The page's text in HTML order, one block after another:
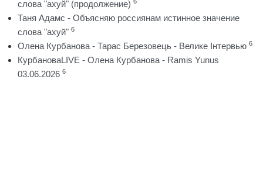
слова "ахуй" (продолжение)
Таня Адамс - Объясняю россиянам истинное значение
слова "ахуй" 6
Олена Курбанова - Тарас Березовець - Велике Інтервью 6
КурбановаLIVE - Олена Курбанова - Ramis Yunus
03.06.2026 6